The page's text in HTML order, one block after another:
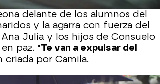
la hija de Gael y Columba,
delante de los alumnos del
y la agarra con fuerza del
Julia y los hijos de Consuelo
paz. "Te van a expulsar del
criada por Camila.